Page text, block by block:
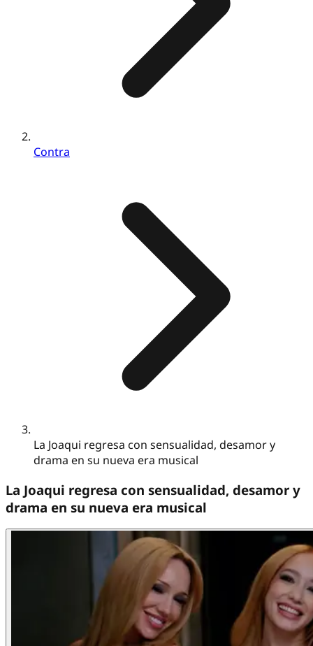
Contra
La Joaqui regresa con sensualidad, desamor y
drama en su nueva era musical
La Joaqui regresa con sensualidad, desamor y
drama en su nueva era musical